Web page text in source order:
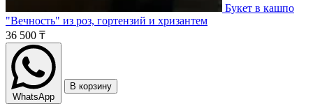
Букет в кашпо
"Вечность" из роз, гортензий и хризантем
36 500 ₸
WhatsApp
В корзину